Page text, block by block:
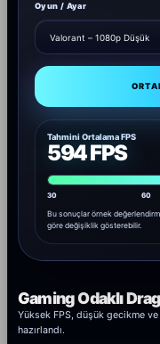
Oyun / Ayar
Tahmini Ortalama FPS
594 FPS
30 60
Bu sonuçlar örnek
göre değişiklik gösterebilir.
Gaming Odaklı
Yüksek FPS, düşük gecikme
hazırlandı.